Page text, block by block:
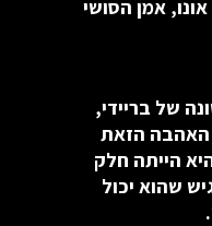
אמן הסושי
של בריידי,
האהבה הזאת
הייתה חלק
שהוא יכול